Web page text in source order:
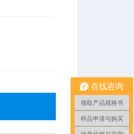
在线咨询
领取产品规格书
样品申请与购买